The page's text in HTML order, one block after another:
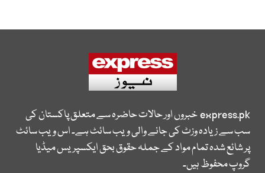
express.pkخبروں اور حالات حاضرہ سے متعلق پاکستان کی
سب سے زیادہ وزٹ کی جانے والی ویب سائٹ ہے۔ اس ویب سائٹ
پر شائع شدہ تمام مواد کے جملہ حقوق بحق ایکسپریس میڈیا
گروپ محفوظ ہیں۔